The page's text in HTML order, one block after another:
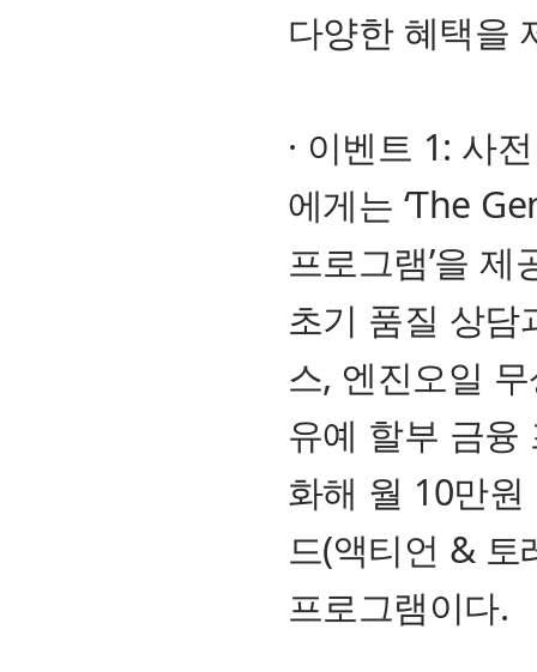
다양한 혜택을
· 이벤트 1: 사
에게는 ‘The
프로그램’을
초기 품질 상담
스, 엔진오일
유예 할부 금융
화해 월 10만
드(액티언 & 토
프로그램이다.